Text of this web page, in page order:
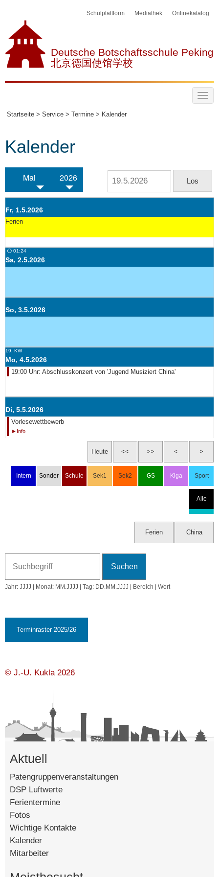
Onlinekatalog
Mediathek
Schulplattform
Deutsche Botschaftsschule Peking
北京德国使馆学校
Startseite > Service > Termine > Kalender
Kalender
Mai 2026
Fr, 1.5.2026
Ferien
⚪ 01:24
Sa, 2.5.2026
So, 3.5.2026
19. KW
Mo, 4.5.2026
19:00 Uhr: Abschlusskonzert von 'Jugend Musiziert China'
Di, 5.5.2026
Vorlesewettbewerb
Muttertag
Mo, 11.5.2026
Berufspraktikum (9. Klassen)
Studienfahrt Kl. 11
Di, 12.5.2026
Berufspraktikum (9. Klassen)
Studienfahrt Kl. 11
Jahr: JJJJ | Monat: MM.JJJJ | Tag: DD.MM.JJJJ | Bereich | Wort
© J.-U. Kukla 2026
Aktuell
Patengruppenveranstaltungen
DSP Luftwerte
Ferientermine
Fotos
Wichtige Kontakte
Kalender
Mitarbeiter